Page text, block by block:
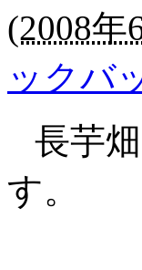
(2008年
ックバ
長芋
す。